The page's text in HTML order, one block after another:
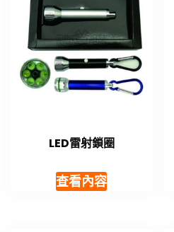
LED雷射鎖圈
查看內容